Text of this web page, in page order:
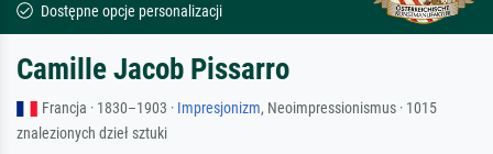
Dostępne opcje personalizacji
Camille Jacob Pissarro
Francja · 1830–1903 · Impresjonizm, Neoimpressionismus · 1015
znalezionych dzieł sztuki